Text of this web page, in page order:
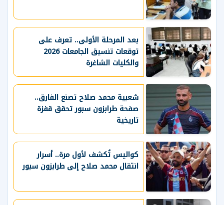
بعد المرحلة الأولى.. تعرف على
توقعات تنسيق الجامعات 2026
والكليات الشاغرة
شعبية محمد صلاح تصنع الفارق..
صفحة طرابزون سبور تحقق قفزة
تاريخية
كواليس تُكشف لأول مرة.. أسرار
انتقال محمد صلاح إلى طرابزون سبور